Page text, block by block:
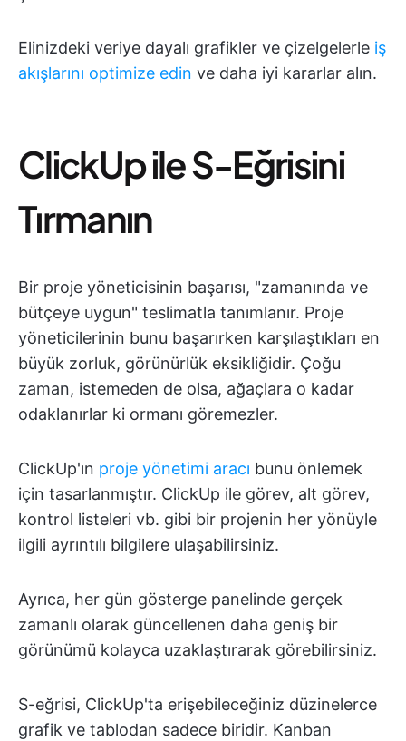
Elinizdeki veriye dayalı grafikler ve çizelgelerle iş
akışlarını optimize edin ve daha iyi kararlar alın.
ClickUp ile S-Eğrisini
Tırmanın
Bir proje yöneticisinin başarısı, "zamanında ve
bütçeye uygun" teslimatla tanımlanır. Proje
yöneticilerinin bunu başarırken karşılaştıkları en
büyük zorluk, görünürlük eksikliğidir. Çoğu
zaman, istemeden de olsa, ağaçlara o kadar
odaklanırlar ki ormanı göremezler.
ClickUp'ın proje yönetimi aracı bunu önlemek
için tasarlanmıştır. ClickUp ile görev, alt görev,
kontrol listeleri vb. gibi bir projenin her yönüyle
ilgili ayrıntılı bilgilere ulaşabilirsiniz.
Ayrıca, her gün gösterge panelinde gerçek
zamanlı olarak güncellenen daha geniş bir
görünümü kolayca uzaklaştırarak görebilirsiniz.
S-eğrisi, ClickUp'ta erişebileceğiniz düzinelerce
grafik ve tablodan sadece biridir. Kanban